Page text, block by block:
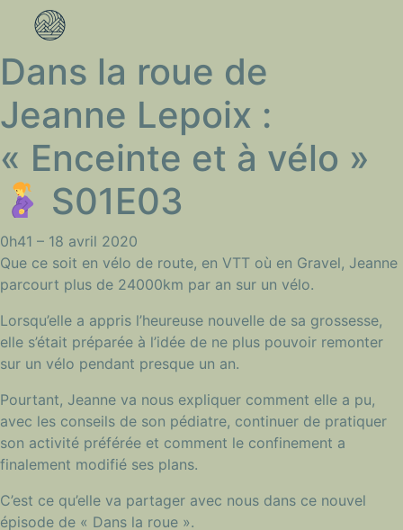
Dans la roue de
Jeanne Lepoix :
« Enceinte et à vélo »
S01E03
0h41 – 18 avril 2020
Que ce soit en vélo de route, en VTT où en Gravel, Jeanne
parcourt plus de 24000km par an sur un vélo.
Lorsqu’elle a appris l’heureuse nouvelle de sa grossesse,
elle s’était préparée à l’idée de ne plus pouvoir remonter
sur un vélo pendant presque un an.
Pourtant, Jeanne va nous expliquer comment elle a pu,
avec les conseils de son pédiatre, continuer de pratiquer
son activité préférée et comment le confinement a
finalement modifié ses plans.
C’est ce qu’elle va partager avec nous dans ce nouvel
épisode de « Dans la roue ».